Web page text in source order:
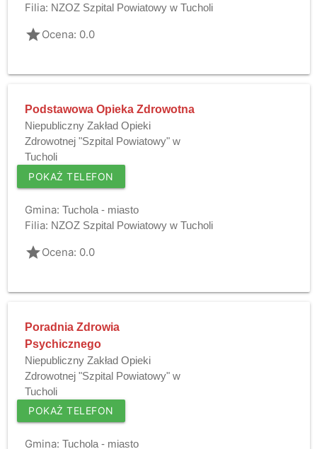
Filia: NZOZ Szpital Powiatowy w Tucholi
gradeOcena: 0.0
Podstawowa Opieka Zdrowotna
Niepubliczny Zakład Opieki
Zdrowotnej "Szpital Powiatowy" w
Tucholi
POKAŻ TELEFON
Gmina: Tuchola - miasto
Filia: NZOZ Szpital Powiatowy w Tucholi
gradeOcena: 0.0
Poradnia Zdrowia
Psychicznego
Niepubliczny Zakład Opieki
Zdrowotnej "Szpital Powiatowy" w
Tucholi
POKAŻ TELEFON
Gmina: Tuchola - miasto